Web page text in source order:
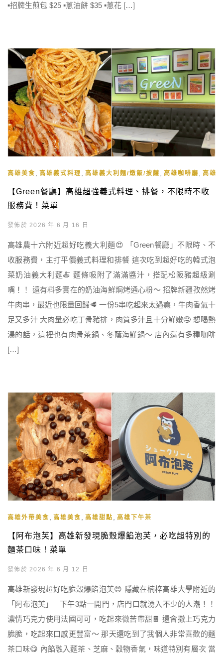
▪️招牌生煎包 $25 ▪️蔥油餅 $35 ▪️蔥花 […]
高雄美食 高雄義式料理 高雄義大利麵/燉飯/披薩 高雄咖啡廳 高雄
【Green餐廳】高雄超強義式料理、排餐，不限時不收
服務費！菜單
發佈於 2026 年 6 月 16 日
高雄農十六附近超好吃義大利麵😍 「Green餐廳」不限時、不
收服務費，主打平價義式料理和排餐 這次吃到超好吃的韓式泡
菜奶油義大利麵🍝 麵條吸附了滿滿醬汁，搭配松阪豬超級涮
嘴！！ 還有料多實在的奶油海鮮焗烤通心粉～ 招牌新疆孜然烤
牛肉串，最近也限量回歸🥩 一份5串吃起來太過癮，牛肉香氣十
足又多汁 大肉量必吃丁骨豬排，肉質多汁且十分鮮嫩🤤 想喝熱
湯的話，這裡也有肉骨茶鍋、冬蔭海鮮鍋～ 店內還有多種咖啡
[…]
高雄外帶美食 , 高雄美食 , 高雄甜點 , 高雄下午茶
【阿布泡芙】高雄新發現脆殼爆餡泡芙，必吃超特別的
麵茶口味！菜單
發佈於 2026 年 6 月 12 日
高雄新發現超好吃脆殼爆餡泡芙😍 隱藏在楠梓高雄大學附近的
「阿布泡芙」 下午3點一開門，店門口就湧入不少的人潮！！
濃情巧克力使用法國可可，吃起來微苦帶甜🍫 還會撒上巧克力
脆脆，吃起來口感更豐富～ 那天還吃到了我個人非常喜歡的麵
茶口味😋 內餡融入麵茶、芝麻、穀物香氣，味道特別有層次 當